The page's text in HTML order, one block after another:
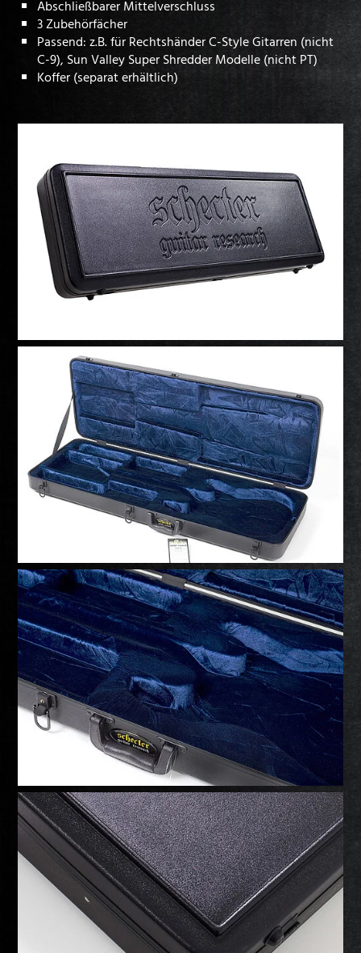
Abschließbarer Mittelverschluss
3 Zubehörfächer
Passend: z.B. für Rechtshänder C-Style Gitarren (nicht
C-9), Sun Valley Super Shredder Modelle (nicht PT)
Koffer (separat erhältlich)